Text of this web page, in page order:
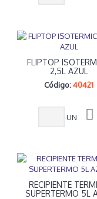
FLIPTOP
2,5L AZUL
Código:40421
UN
RECIPIENTE
SUPERTERMO 5L